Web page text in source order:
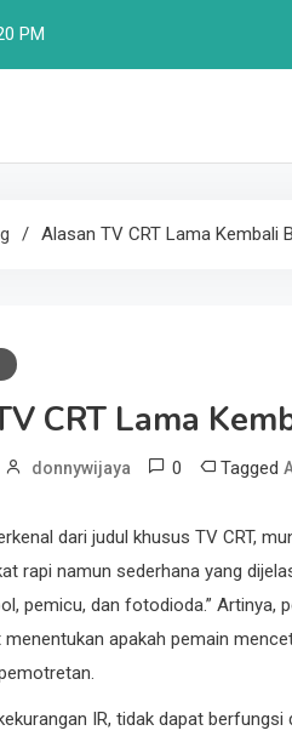
PM
Alasan TV CRT Lama Kembali
CRT Lama
donnywijaya 0 Tagged
dari judul khusus TV CRT,
rapi namun sederhana yang
pemicu, dan fotodioda.”
apakah pemain
IR, tidak dapat